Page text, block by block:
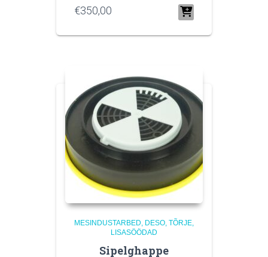
€350,00
MESINDUSTARBED
DESO, TÕRJE,
LISASÖÖDAD
Sipelghappe